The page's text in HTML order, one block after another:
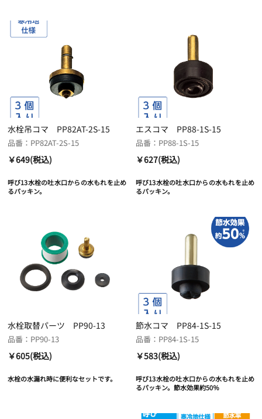
水栓吊コマ PP82AT-2S-15
品番：PP82AT-2S-15
￥649(税込)
呼び13水栓の吐水口からの水もれを止め
るパッキン。
エスコマ PP88-1S-15
品番：PP88-1S-15
￥627(税込)
呼び13水栓の吐水口からの水もれを止め
るパッキン。
水栓取替パーツ PP90-13
品番：PP90-13
￥605(税込)
水栓の水漏れ時に便利なセットです。
節水コマ PP84-1S-15
品番：PP84-1S-15
￥583(税込)
呼び13水栓の吐水口からの水もれを止め
るパッキン。節水効果約50％